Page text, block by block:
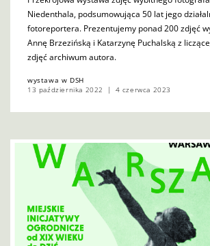
Niedenthala, podsumowująca 50 lat jego
fotoreportera. Prezentujemy ponad 200 zdjęć
Annę Brzezińską i Katarzynę Puchalską z
zdjęć archiwum autora.
wystawa w DSH
13 października 2022
4 czerwca 2023